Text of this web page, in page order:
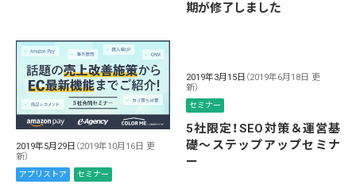
期が修了しました
2019年5月29日 （2019年10月16日 更
新）
アプリストア セミナー
2019年3月15日 （2019年6月18日 更
新）
セミナー
5社限定！SEO対策＆運営基
礎〜ステップアップセミナ
ー